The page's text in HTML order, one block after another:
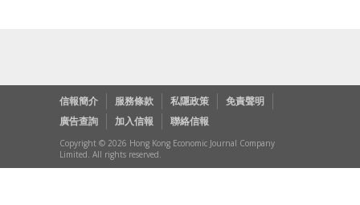
信報簡介 服務條款 私隱政策
免責聲明
廣告查詢
加入信報 聯絡信報
Copyright © 2026 Hong Kong Economic Journal Company
Limited. All rights reserved.